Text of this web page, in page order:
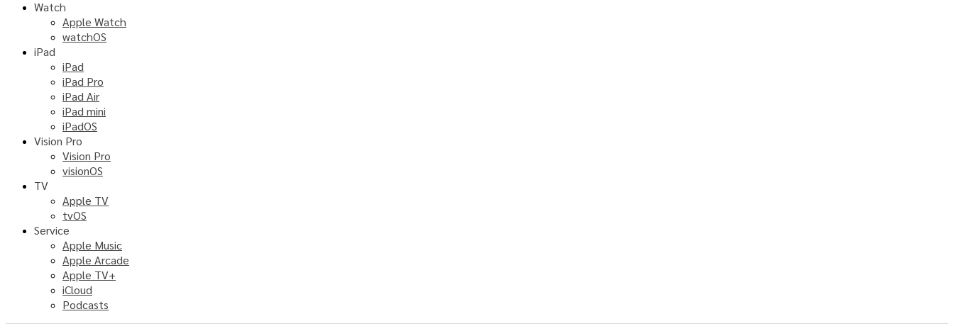
Watch
Apple Watch
watchOS
iPad
iPad
iPad Pro
iPad Air
iPad mini
iPadOS
Vision Pro
Vision Pro
visionOS
TV
Apple TV
tvOS
Service
Apple Music
Apple Arcade
Apple TV+
iCloud
Podcasts